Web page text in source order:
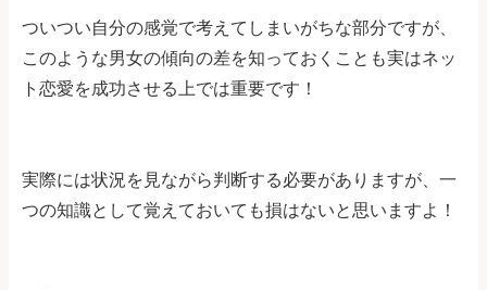
ついつい自分の感覚で考えてしまいがちな部分ですが、
このような男女の傾向の差を知っておくことも実はネッ
ト恋愛を成功させる上では重要です！
実際には状況を見ながら判断する必要がありますが、一
つの知識として覚えておいても損はないと思いますよ！